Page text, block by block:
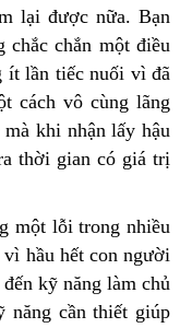
lại được nữa. Bạn
chắc chắn một điều
ít lần tiếc nuối vì đã
cách vô cùng lãng
khi nhận lấy hậu
thời gian có giá trị
một lỗi trong nhiều
hầu hết con người
kỹ năng làm chủ
cần thiết giúp